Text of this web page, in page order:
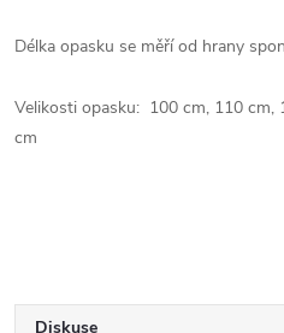
Délka opasku se měří od hrany
Velikosti opasku: 100 cm, 110 cm,
cm
Diskuse